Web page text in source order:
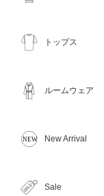
トップス
ルームウェア
New Arrival
Sale